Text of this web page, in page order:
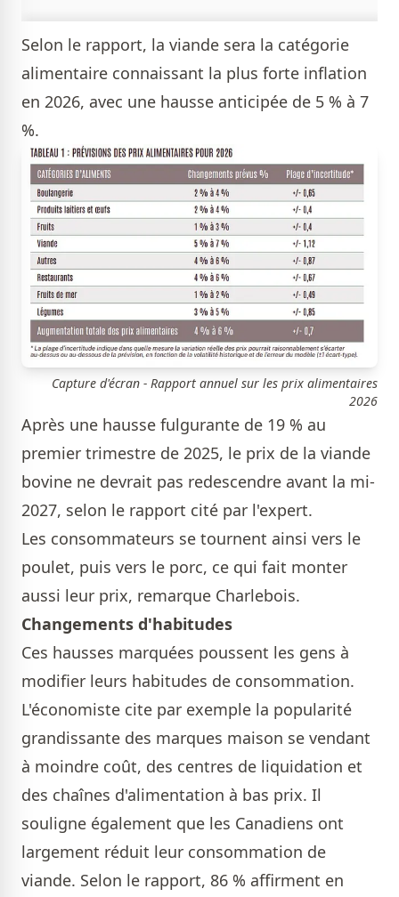
Selon le rapport, la viande sera la catégorie
alimentaire connaissant la plus forte inflation
en 2026, avec une hausse anticipée de 5 % à 7
%.
Capture d'écran - Rapport annuel sur les prix alimentaires
2026
Après une hausse fulgurante de 19 % au
premier trimestre de 2025, le prix de la viande
bovine ne devrait pas redescendre avant la mi-
2027, selon le rapport cité par l'expert.
Les consommateurs se tournent ainsi vers le
poulet, puis vers le porc, ce qui fait monter
aussi leur prix, remarque Charlebois.
Changements d'habitudes
Ces hausses marquées poussent les gens à
modifier leurs habitudes de consommation.
L'économiste cite par exemple la popularité
grandissante des marques maison se vendant
à moindre coût, des centres de liquidation et
des chaînes d'alimentation à bas prix. Il
souligne également que les Canadiens ont
largement réduit leur consommation de
viande. Selon le rapport, 86 % affirment en